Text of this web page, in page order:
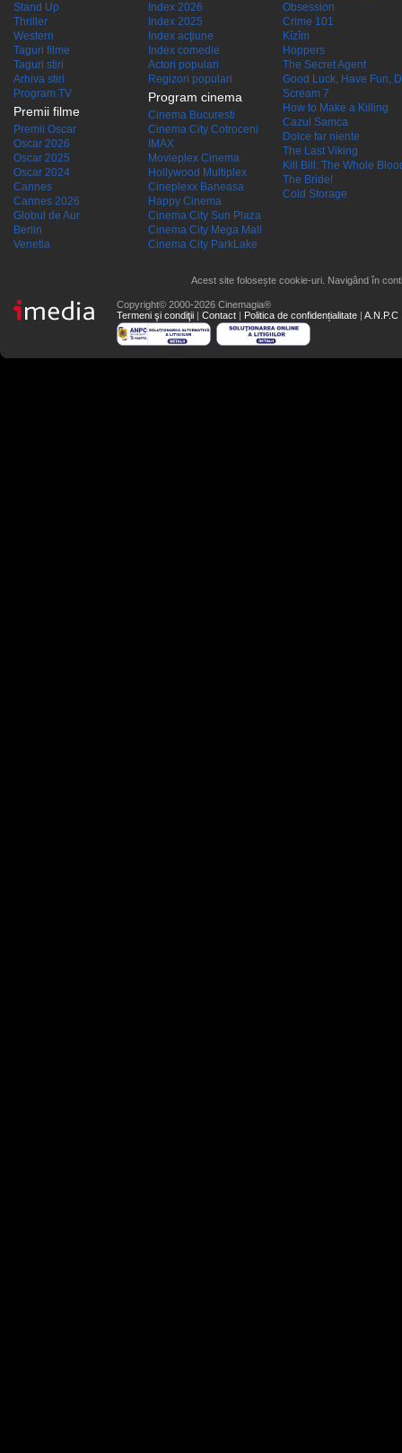
Stand Up
Thriller
Western
Taguri filme
Taguri stiri
Arhiva stiri
Program TV
Premii filme
Premii Oscar
Oscar 2026
Oscar 2025
Oscar 2024
Cannes
Cannes 2026
Globul de Aur
Berlin
Venetia
Index 2026
Index 2025
Index acţiune
Index comedie
Actori populari
Regizori populari
Program cinema
Cinema Bucuresti
Cinema City Cotroceni
IMAX
Movieplex Cinema
Hollywood Multiplex
Cineplexx Baneasa
Happy Cinema
Cinema City Sun Plaza
Cinema City Mega Mall
Cinema City ParkLake
Obsession
Crime 101
Kîzîm
Hoppers
The Secret Agent
Good Luck, Have Fun,
Scream 7
How to Make a Killing
Cazul Samca
Dolce far niente
The Last Viking
Kill Bill: The Whole
The Bride!
Cold Storage
Acest site folosește cookie-uri. Navigând în
Copyright© 2000-2026 Cinemagia®
Termeni şi condiţii | Contact | Politica de confidențialitate | A.N.P.C